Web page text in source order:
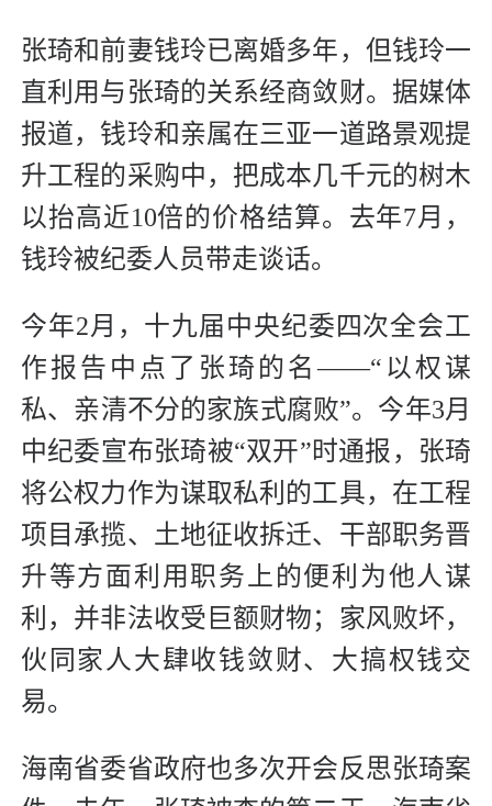
张琦和前妻钱玲已离婚多年，但钱玲一
直利用与张琦的关系经商敛财。据媒体
报道，钱玲和亲属在三亚一道路景观提
升工程的采购中，把成本几千元的树木
以抬高近10倍的价格结算。去年7月，
钱玲被纪委人员带走谈话。
今年2月，十九届中央纪委四次全会工
作报告中点了张琦的名——“以权谋
私、亲清不分的家族式腐败”。今年3月
中纪委宣布张琦被“双开”时通报，张琦
将公权力作为谋取私利的工具，在工程
项目承揽、土地征收拆迁、干部职务晋
升等方面利用职务上的便利为他人谋
利，并非法收受巨额财物；家风败坏，
伙同家人大肆收钱敛财、大搞权钱交
易。
海南省委省政府也多次开会反思张琦案